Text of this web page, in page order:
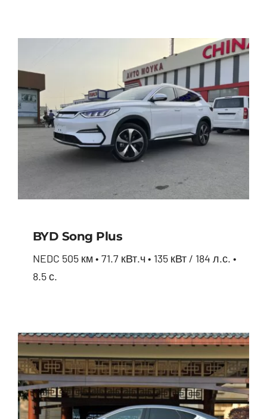
BYD Song Plus
NEDC 505 км • 71.7 кВт.ч • 135 кВт / 184 л.с. •
8.5 с.